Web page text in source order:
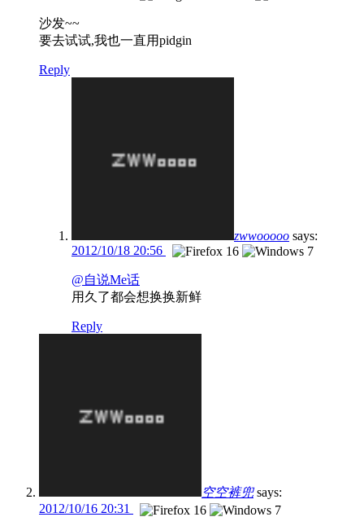
沙发~~
要去试试,我也一直用pidgin
Reply
zwwooooo says:
2012/10/18 20:56
@自说Me话
用久了都会想换换新鲜
Reply
空空裤兜 says:
2012/10/16 20:31